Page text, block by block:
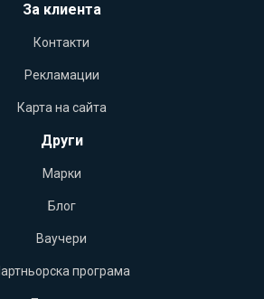
За клиента
Контакти
Рекламации
Карта на сайта
Други
Марки
Блог
Ваучери
програма